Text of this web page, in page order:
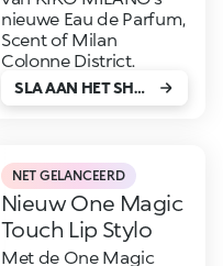
nieuwe Eau de Parfum,
Scent of Milan
Colonne District.
SLA AAN HET SHOPPEN!
NET GELANCEERD
Nieuw One Magic
Touch Lip Stylo
Met de One Magic